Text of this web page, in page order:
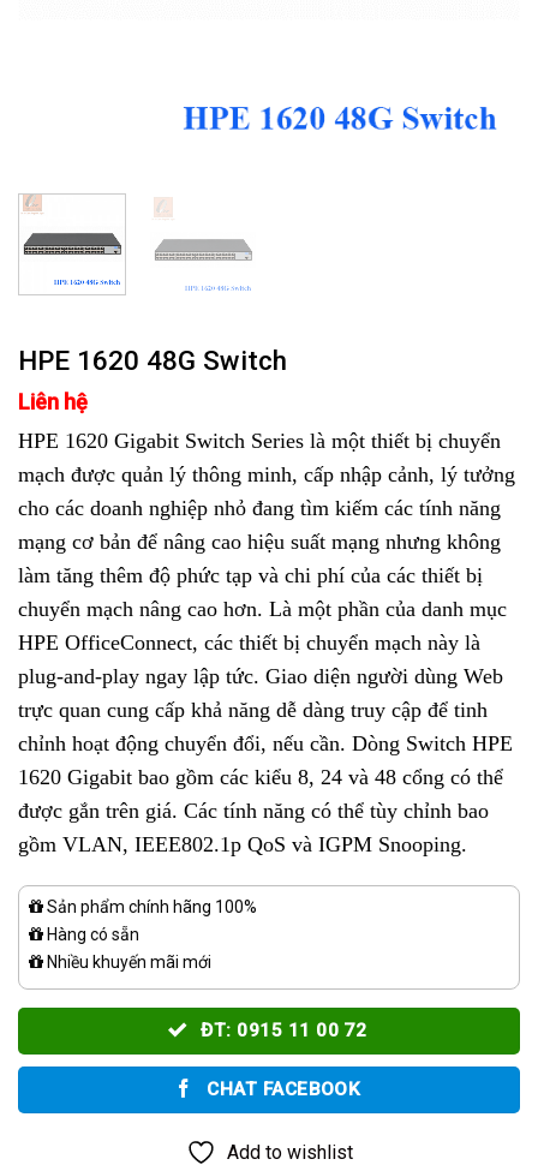
HPE 1620 48G Switch
Liên hệ
HPE 1620 Gigabit Switch Series là một thiết bị chuyển
mạch được quản lý thông minh, cấp nhập cảnh, lý tưởng
cho các doanh nghiệp nhỏ đang tìm kiếm các tính năng
mạng cơ bản để nâng cao hiệu suất mạng nhưng không
làm tăng thêm độ phức tạp và chi phí của các thiết bị
chuyển mạch nâng cao hơn. Là một phần của danh mục
HPE OfficeConnect, các thiết bị chuyển mạch này là
plug-and-play ngay lập tức. Giao diện người dùng Web
trực quan cung cấp khả năng dễ dàng truy cập để tinh
chỉnh hoạt động chuyển đổi, nếu cần. Dòng Switch HPE
1620 Gigabit bao gồm các kiểu 8, 24 và 48 cổng có thể
được gắn trên giá. Các tính năng có thể tùy chỉnh bao
gồm VLAN, IEEE802.1p QoS và IGPM Snooping.
Sản phẩm chính hãng 100%
Hàng có sẵn
Nhiều khuyến mãi mới
ĐT: 0915 11 00 72
CHAT FACEBOOK
Add to wishlist